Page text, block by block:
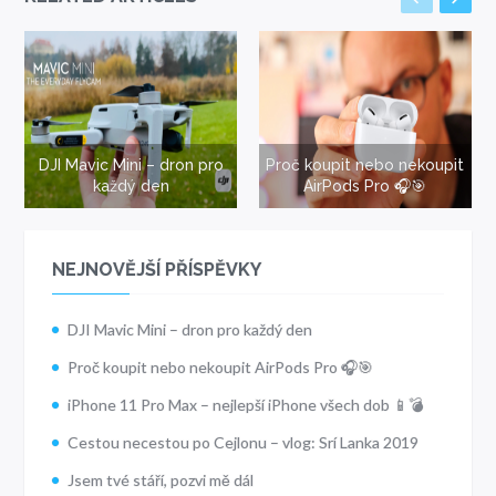
DJI Mavic Mini – dron pro
každý den
Proč koupit nebo nekoupit
AirPods Pro 🎧🎯
NEJNOVĚJŠÍ PŘÍSPĚVKY
DJI Mavic Mini – dron pro každý den
Proč koupit nebo nekoupit AirPods Pro 🎧🎯
iPhone 11 Pro Max – nejlepší iPhone všech dob 📱💣
Cestou necestou po Cejlonu – vlog: Srí Lanka 2019
Jsem tvé stáří, pozvi mě dál